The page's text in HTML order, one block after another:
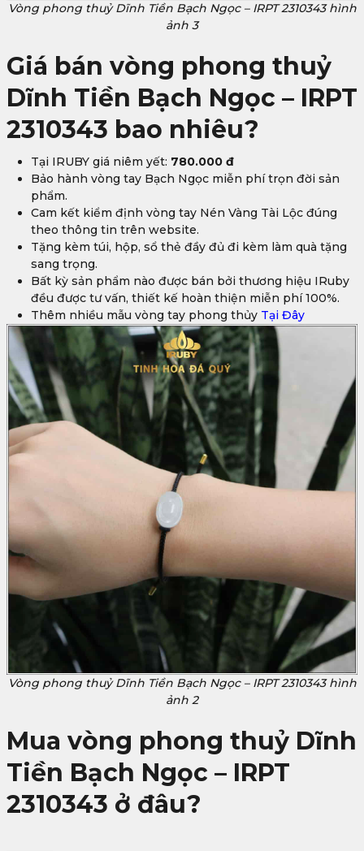
Vòng phong thuỷ Dĩnh Tiền Bạch Ngọc – IRPT 2310343 hình
ảnh 3
Giá bán vòng phong thuỷ
Dĩnh Tiền Bạch Ngọc – IRPT
2310343 bao nhiêu?
Tại IRUBY giá niêm yết: 780.000 đ
Bảo hành vòng tay Bạch Ngọc miễn phí trọn đời sản
phẩm.
Cam kết kiểm định vòng tay Nén Vàng Tài Lộc đúng
theo thông tin trên website.
Tặng kèm túi, hộp, sổ thẻ đầy đủ đi kèm làm quà tặng
sang trọng.
Bất kỳ sản phẩm nào được bán bởi thương hiệu IRuby
đều được tư vấn, thiết kế hoàn thiện miễn phí 100%.
Thêm nhiều mẫu vòng tay phong thủy Tại Đây
Vòng phong thuỷ Dĩnh Tiền Bạch Ngọc – IRPT 2310343 hình
ảnh 2
Mua vòng phong thuỷ Dĩnh
Tiền Bạch Ngọc – IRPT
2310343 ở đâu?